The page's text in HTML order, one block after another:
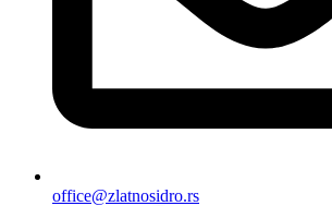
office@zlatnosidro.rs